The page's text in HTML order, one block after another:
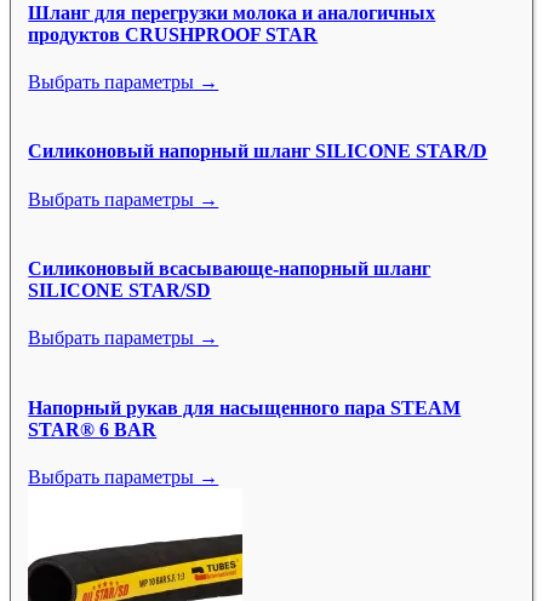
Шланг для перегрузки молока и аналогичных
продуктов CRUSHPROOF STAR
Выбрать параметры →
Силиконовый напорный шланг SILICONE STAR/D
Выбрать параметры →
Силиконовый всасывающе-напорный шланг
SILICONE STAR/SD
Выбрать параметры →
Напорный рукав для насыщенного пара STEAM
STAR® 6 BAR
Выбрать параметры →